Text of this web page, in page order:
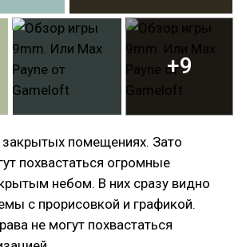
+9
закрытых помещениях. Зато
похвастаться огромные
небом. В них сразу видно
с прорисовкой и графикой.
не могут похвастаться